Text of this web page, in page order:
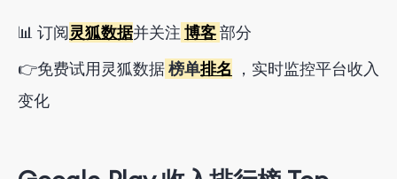
📊 订阅灵狐数据并关注 博客部分
👉免费试用灵狐数据榜单排名 ， 实时监控平台收入
变化